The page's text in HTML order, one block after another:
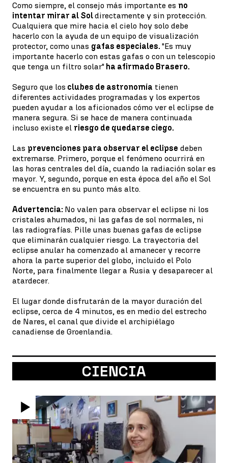
Como siempre, el consejo más importante es no
intentar mirar al Soldirectamente y sin protección.
Cualquiera que mire hacia el cielo hoy solo debe
hacerlo con la ayuda de un equipo de visualización
protector, como unas gafas especiales. "Es muy
importante hacerlo con estas gafas o con un telescopio
que tenga un filtro solar" ha afirmado Brasero.
Seguro que los clubes de astronomía tienen
diferentes actividades programadas y los expertos
pueden ayudar a los aficionados cómo ver el eclipse de
manera segura. Si se hace de manera continuada
incluso existe el riesgo de quedarse ciego.
Las prevenciones para observar el eclipse deben
extremarse. Primero, porque el fenómeno ocurrirá en
las horas centrales del día, cuando la radiación solar es
mayor. Y, segundo, porque en esta época del año el Sol
se encuentra en su punto más alto.
Advertencia: No valen para observar el eclipse ni los
cristales ahumados, ni las gafas de sol normales, ni
las radiografías. Pille unas buenas gafas de eclipse
que eliminarán cualquier riesgo. La trayectoria del
eclipse anular ha comenzado al amanecer y recorre
ahora la parte superior del globo, incluido el Polo
Norte, para finalmente llegar a Rusia y desaparecer al
atardecer.
El lugar donde disfrutarán de la mayor duración del
eclipse, cerca de 4 minutos, es en medio del estrecho
de Nares, el canal que divide el archipiélago
canadiense de Groenlandia.
CIENCIA